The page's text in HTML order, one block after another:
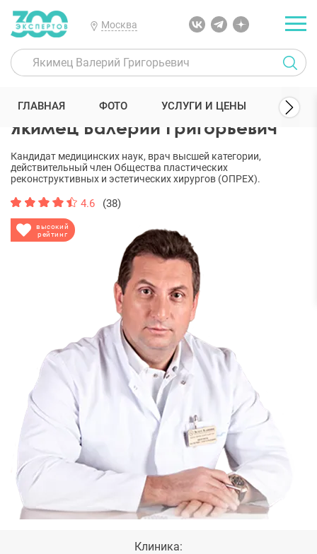
Москва
300 Экспертов Пластические хирурги Якимец Валерий
Якимец Валерий Григорьевич
высокий
рейтинг
Кандидат медицинских наук, врач высшей категории,
действительный член Общества пластических
реконструктивных и эстетических хирургов (ОПРЕХ).
4.6 (38)
Клиника:
ГЛАВНАЯ ФОТО УСЛУГИ И ЦЕНЫ